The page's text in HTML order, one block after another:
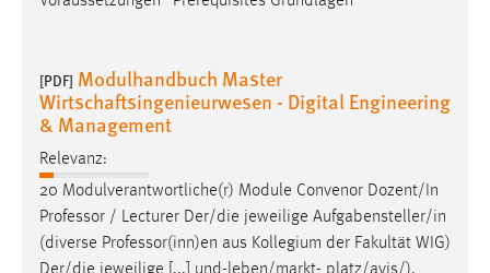
[PDF] Modulhandbuch Master
Wirtschaftsingenieurwesen - Digital Engineering
& Management
Relevanz:
20 Modulverantwortliche(r) Module Convenor Dozent/In
Professor / Lecturer Der/die jeweilige Aufgabensteller/in
(diverse Professor(inn)en aus Kollegium der Fakultät WIG)